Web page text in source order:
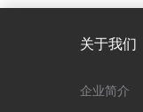
关于我们
企业简介